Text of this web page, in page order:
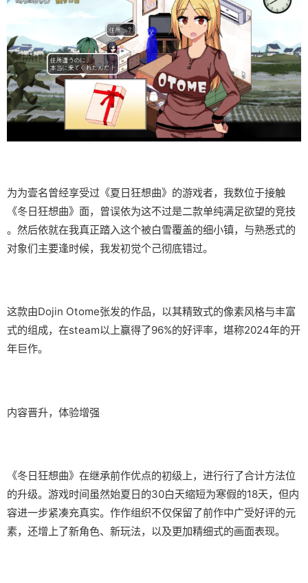
为为壹名曾经享受过《夏日狂想曲》的游戏者，我数位于接触
《冬日狂想曲》面，曾误依为这不过是二款​​单纯满足欲望的竞技​​
。然后依就在我真正踏入这个被白雪覆盖的细小镇，与熟悉式的
对象们主要逢时候，我发初觉个己彻底错过。
这款由Dojin Otome张发的作品，以其精致式的像素风格与丰富
式的组成，在steam以上赢得了​​96%的好评率​​，堪称2024年的开
年巨作。
内容晋升，体验增强
《冬日狂想曲》在继承前作优点的初级上，进行行了合计方法位
的升级。游戏时间虽然始夏日的30白天缩短为寒假的18天，但内
容进一步紧凑充真实。作作组织不仅保留了前作中广受好评的元
素，还增上了​​新角色、新玩法​​，以及更加精细式的画面表现。